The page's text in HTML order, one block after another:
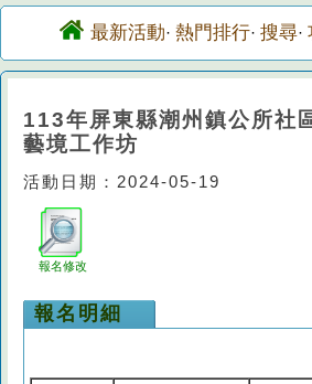
最新活動· 熱門排行· 搜尋·
113年屏東縣潮州鎮公所社
藝境工作坊
活動日期：2024-05-19
報名修改
報名明細